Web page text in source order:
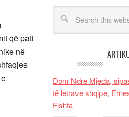
që pati
në
Dom Ndre Mjeda,
të letrave shqipe,
Fishta